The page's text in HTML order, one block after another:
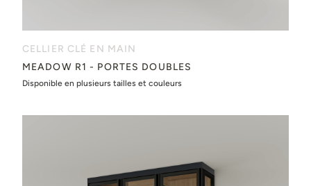
CELLIER CLÉ EN MAIN
MEADOW R1 - PORTES DOUBLES
Disponible en plusieurs tailles et couleurs